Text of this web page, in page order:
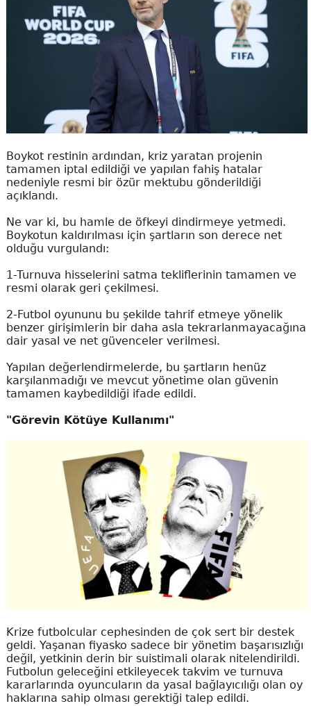
Boykot restinin ardından, kriz yaratan projenin
tamamen iptal edildiği ve yapılan fahiş hatalar
nedeniyle resmi bir özür mektubu gönderildiği
açıklandı.
Ne var ki, bu hamle de öfkeyi dindirmeye yetmedi.
Boykotun kaldırılması için şartların son derece net
olduğu vurgulandı:
1-Turnuva hisselerini satma tekliflerinin tamamen ve
resmi olarak geri çekilmesi.
2-Futbol oyununu bu şekilde tahrif etmeye yönelik
benzer girişimlerin bir daha asla tekrarlanmayacağına
dair yasal ve net güvenceler verilmesi.
Yapılan değerlendirmelerde, bu şartların henüz
karşılanmadığı ve mevcut yönetime olan güvenin
tamamen kaybedildiği ifade edildi.
"Görevin Kötüye Kullanımı"
Krize futbolcular cephesinden de çok sert bir destek
geldi. Yaşanan fiyasko sadece bir yönetim başarısızlığı
değil, yetkinin derin bir suistimali olarak nitelendirildi.
Futbolun geleceğini etkileyecek takvim ve turnuva
kararlarında oyuncuların da yasal bağlayıcılığı olan oy
haklarına sahip olması gerektiği talep edildi.